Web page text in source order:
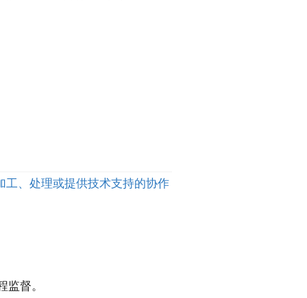
工、处理或提供技术支持的协作
督。